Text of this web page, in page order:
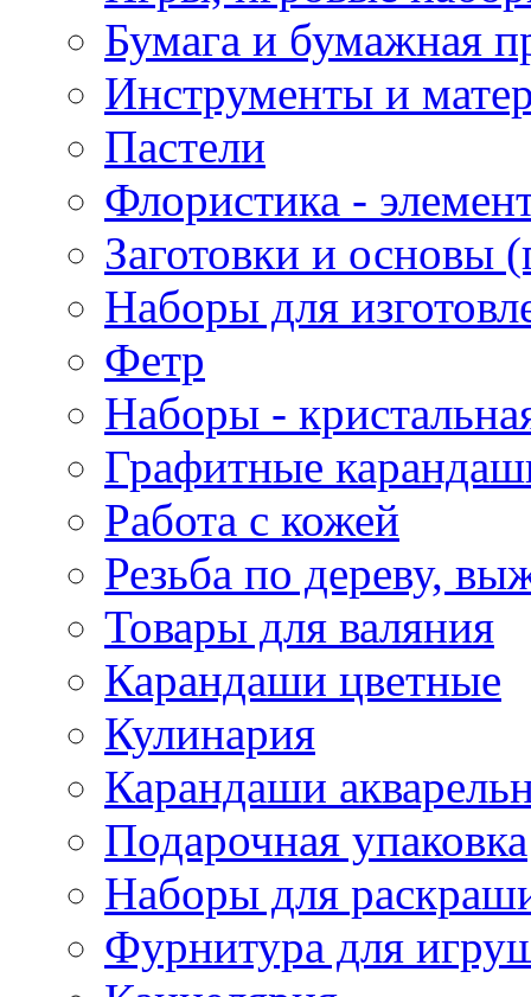
Бумага и бумажная
Инструменты и
Пастели
Флористика -
Заготовки и основы
Наборы для
Фетр
Наборы -
Графитные
Работа с кожей
Резьба по дереву,
Товары для валяния
Карандаши цветные
Кулинария
Карандаши
Подарочная упаковка
Наборы для
Фурнитура для